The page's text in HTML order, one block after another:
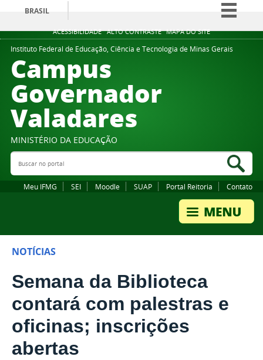
ACESSIBILIDADE ALTO CONTRASTE MAPA DO SITE
BRASIL
Simplifique!
Comunica BR
Instituto Federal de Educação, Ciência e Tecnologia de Minas Gerais
Campus
Governador
Valadares
MINISTÉRIO DA EDUCAÇÃO
Buscar no portal
Meu IFMG SEI Moodle SUAP Portal Reitoria Contato
NOTÍCIAS
Semana da Biblioteca
contará com palestras e
oficinas; inscrições
abertas